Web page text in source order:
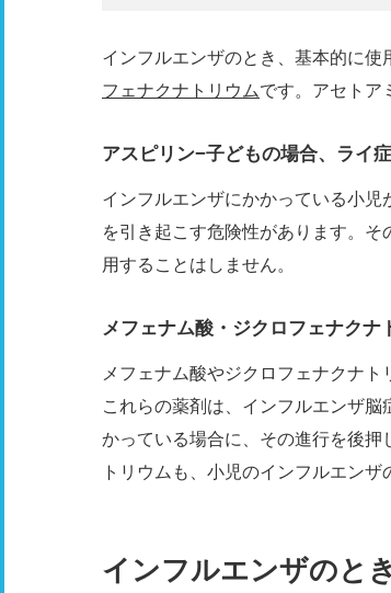
インフルエンザのとき、基本的に使
フェナクナトリウムです。アセトア
アスピリン−子どもの場合、ライ
インフルエンザにかかっている小児
を引き起こす危険性があります。
用することはしません。
メフェナム酸・ジクロフェナク
メフェナム酸やジクロフェナクナト
これらの薬剤は、インフルエンザ
かっている場合に、その進行を後
トリウムも、小児のインフルエン
インフルエンザのと